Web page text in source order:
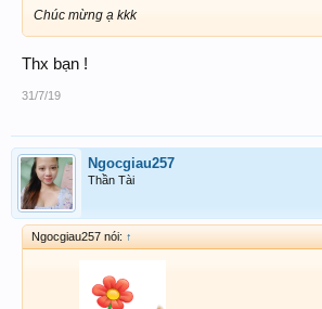
Chúc mừng ạ kkk
Thx bạn !
31/7/19
Ngocgiau257
Thần Tài
Ngocgiau257 nói: ↑